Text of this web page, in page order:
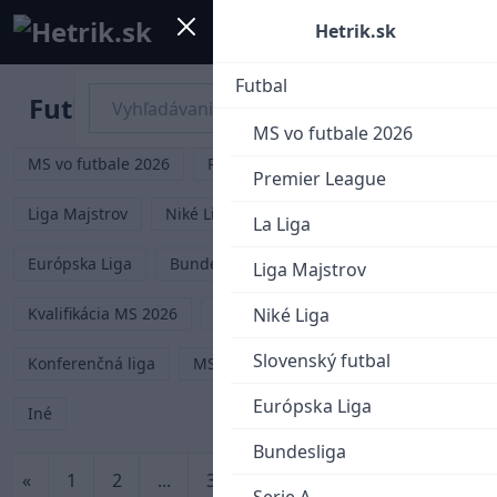
Mobile menu
Hetrik.sk
Futbal
MS vo futbale 2026
Premier League
La Liga
Liga Majstrov
Niké Liga
Slovenský futbal
Európska Liga
Bundesliga
Futbal
MS vo futbale 2026 Premier League
Liga Majstrov Niké Liga Slovenský futbal
Európska Liga Bundesliga Serie A
Kvalifikácia MS 2026 Liga Národov
Konferenčná liga MS klubov 2025 EURO U21
Iné
« 1 2 ... 392